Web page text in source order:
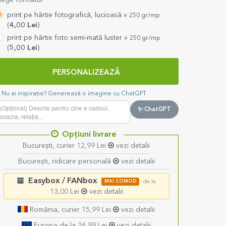
print pe hârtie fotografică, lucioasă » 250 gr/mp
(4,00 Lei )
print pe hârtie foto semi-mată luster » 250 gr/mp
(5,00 Lei )
PERSONALIZEAZĂ
Nu ai inspirație? Generează o imagine cu ChatGPT
✨ ChatGPT
Opțiuni livrare
București, curier 12,99 Lei vezi detalii
București, ridicare personală vezi detalii
Easybox / FANbox MAI COMOD de la
13,00 Lei vezi detalii
România, curier 15,99 Lei vezi detalii